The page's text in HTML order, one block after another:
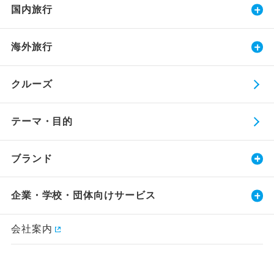
国内旅行
海外旅行
クルーズ
テーマ・目的
ブランド
企業・学校・団体向けサービス
会社案内